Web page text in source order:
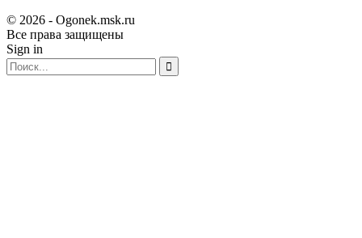
© 2026 - Ogonek.msk.ru
Все права защищены
Sign in